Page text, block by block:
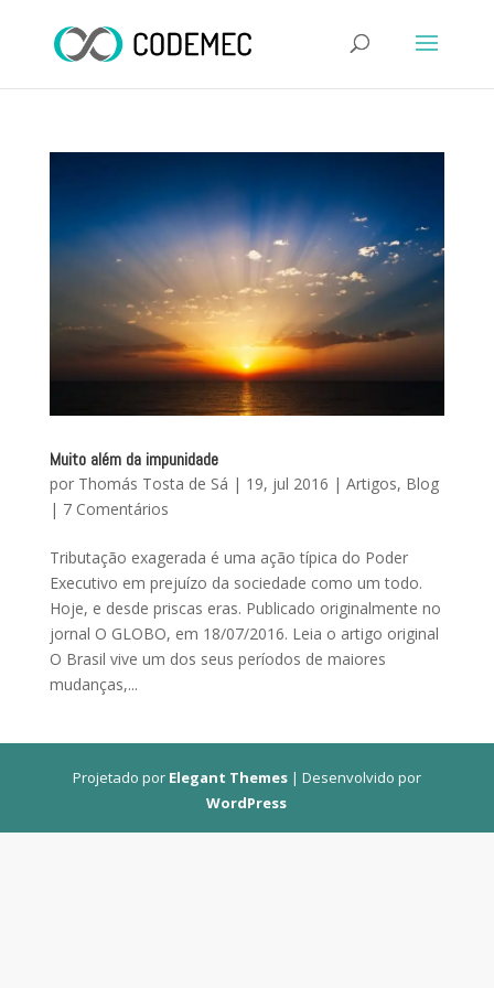
Muito além da impunidade
por Thomás Tosta de Sá | 19, jul 2016 | Artigos, Blog
| 7 Comentários
Tributação exagerada é uma ação típica do Poder
Executivo em prejuízo da sociedade como um todo.
Hoje, e desde priscas eras. Publicado originalmente no
jornal O GLOBO, em 18/07/2016. Leia o artigo original
O Brasil vive um dos seus períodos de maiores
mudanças,...
Projetado por Elegant Themes| Desenvolvido por
WordPress